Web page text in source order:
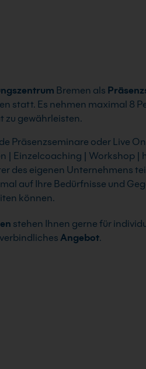
Bremen als
statt. Es nehmen maximal 8
zu gewährleisten.
Präsenzseminare oder Live
| Einzelcoaching | Workshop |
des eigenen Unternehmens
auf Ihre Bedürfnisse und
können.
stehen Ihnen gerne für
Angebot.